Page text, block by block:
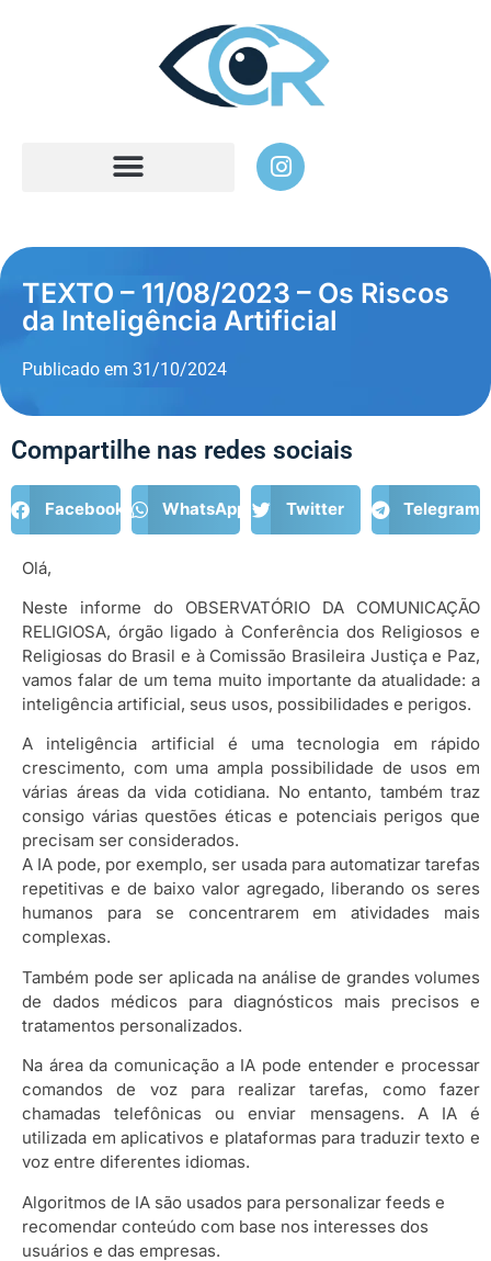
TEXTO – 11/08/2023 – Os Riscos
da Inteligência Artificial
Publicado em 31/10/2024
Compartilhe nas redes sociais
Facebook WhatsApp Twitter Telegram
Olá,
Neste informe do OBSERVATÓRIO DA COMUNICAÇÃO
RELIGIOSA, órgão ligado à Conferência dos Religiosos e
Religiosas do Brasil e à Comissão Brasileira Justiça e Paz,
vamos falar de um tema muito importante da atualidade: a
inteligência artificial, seus usos, possibilidades e perigos.
A inteligência artificial é uma tecnologia em rápido
crescimento, com uma ampla possibilidade de usos em
várias áreas da vida cotidiana. No entanto, também traz
consigo várias questões éticas e potenciais perigos que
precisam ser considerados.
A IA pode, por exemplo, ser usada para automatizar tarefas
repetitivas e de baixo valor agregado, liberando os seres
humanos para se concentrarem em atividades mais
complexas.
Também pode ser aplicada na análise de grandes volumes
de dados médicos para diagnósticos mais precisos e
tratamentos personalizados.
Na área da comunicação a IA pode entender e processar
comandos de voz para realizar tarefas, como fazer
chamadas telefônicas ou enviar mensagens. A IA é
utilizada em aplicativos e plataformas para traduzir texto e
voz entre diferentes idiomas.
Algoritmos de IA são usados para personalizar feeds e
recomendar conteúdo com base nos interesses dos
usuários e das empresas.